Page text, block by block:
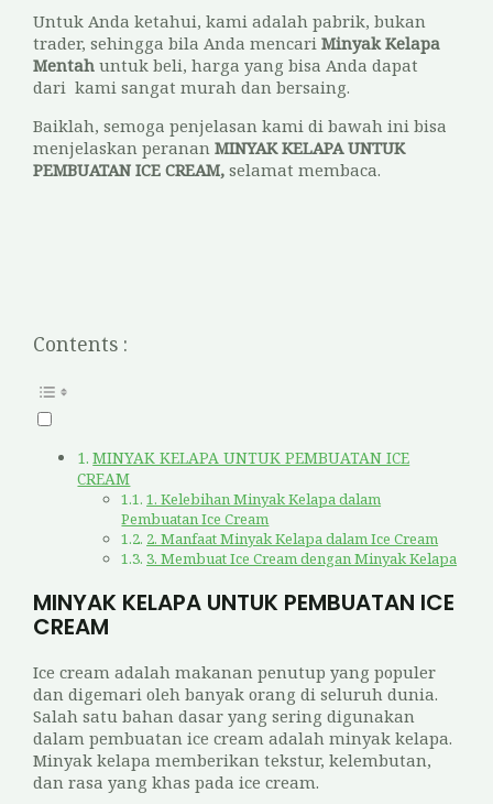
Untuk Anda ketahui, kami adalah pabrik, bukan
trader, sehingga bila Anda mencariMinyak Kelapa
Mentah untuk beli, harga yang bisa Anda dapat
dari kami sangat murah dan bersaing.
Baiklah, semoga penjelasan kami di bawah ini bisa
menjelaskan perananMINYAK KELAPA UNTUK
PEMBUATAN ICE CREAM,selamat membaca.
Contents :
MINYAK KELAPA UNTUK PEMBUATAN ICE
CREAM
1. Kelebihan Minyak Kelapa dalam
Pembuatan Ice Cream
2. Manfaat Minyak Kelapa dalam Ice Cream
3. Membuat Ice Cream dengan Minyak Kelapa
MINYAK KELAPA UNTUK PEMBUATAN ICE
CREAM
Ice cream adalah makanan penutup yang populer
dan digemari oleh banyak orang di seluruh dunia.
Salah satu bahan dasar yang sering digunakan
dalam pembuatan ice cream adalah minyak kelapa.
Minyak kelapa memberikan tekstur, kelembutan,
dan rasa yang khas pada ice cream.